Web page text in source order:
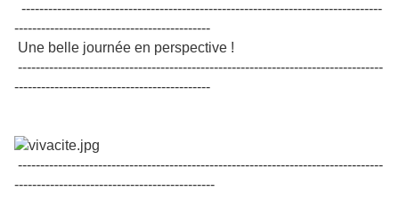
---------------------------------------------------------------------------------
--------------------------------------------
Une belle journée en perspective !
----------------------------------------------------------------------------------
--------------------------------------------
----------------------------------------------------------------------------------
---------------------------------------------